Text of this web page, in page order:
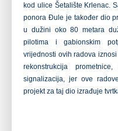
kod ulice Šetalište Krlenac.
ponora Đule je također dio
u dužini oko 80 metara
pilotima i gabionskim
vrijednosti ovih radova
rekonstrukcija
signalizacija, jer ove
projekt za taj dio izrađuje